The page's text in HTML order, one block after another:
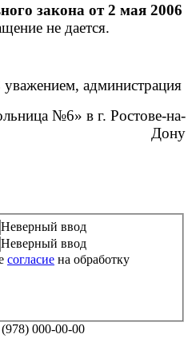
закона от 2 мая 2006
не дается.
администрация
№6» в г. Ростове-на-
Дону
Неверный ввод
Неверный ввод
согласие на обработку
000-00-00